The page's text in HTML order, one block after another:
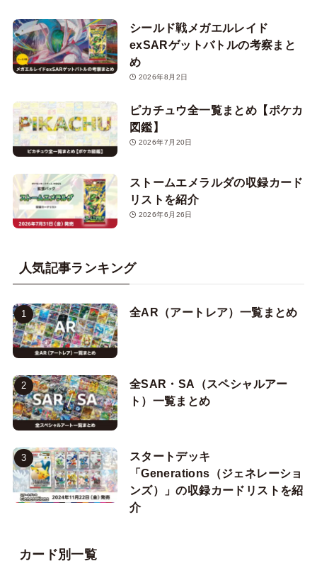
シールド戦メガエルレイド
exSARゲットバトルの考察まと
め
2026年8月2日
ピカチュウ全一覧まとめ【ポケカ
図鑑】
2026年7月20日
ストームエメラルダの収録カード
リストを紹介
2026年6月26日
人気記事ランキング
全AR（アートレア）一覧まとめ
全SAR・SA（スペシャルアー
ト）一覧まとめ
スタートデッキ
「Generations（ジェネレーショ
ンズ）」の収録カードリストを紹
介
カード別一覧